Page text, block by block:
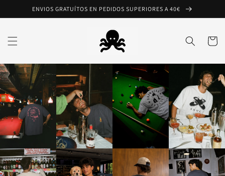
directamente
al contenido
ENVIOS GRATUÍTOS EN PEDIDOS SUPERIORES A 40€
Carrito